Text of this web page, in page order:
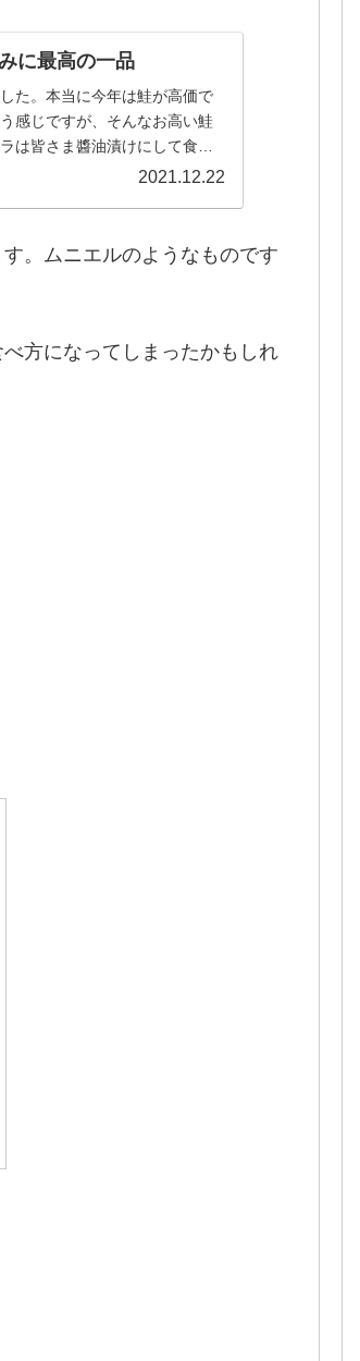
に最高の一品
た。本当に今年は鮭が高価で
感じですが、そんなお高い鮭
は皆さま醬油漬けにして食べ
2021.12.22
。ムニエルのようなものです
方になってしまったかもしれ